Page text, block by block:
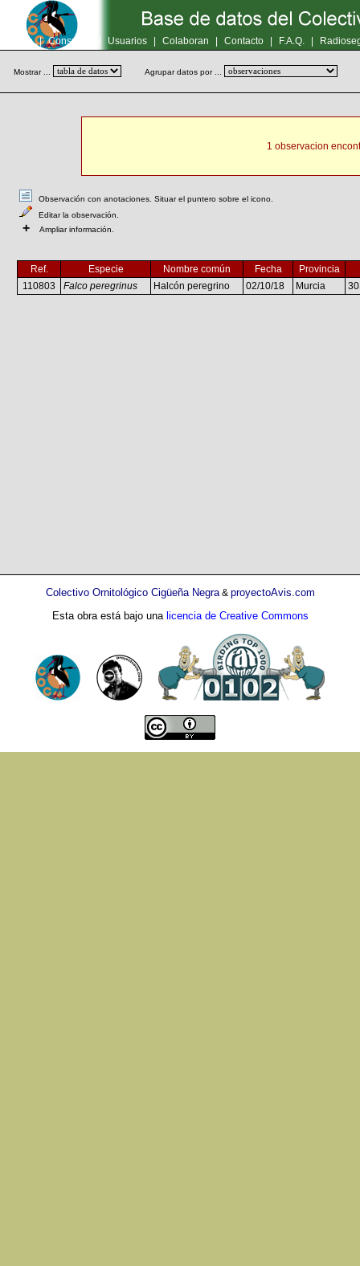
Inicio | Consultas Usuarios Colaboran Contacto F.A.Q.
Mostrar ... Agrupar datos por ...
1 observacion
Observación con anotaciones. Situar el puntero sobre el icono.
Editar la observación.
+ Ampliar información.
Ref. Especie Nombre común Fecha
Provincia
110803
Falco peregrinus Halcón peregrino 02/10/18 Murcia
Colectivo Ornitológico Cigüeña Negra& proyectoAvis.com
Esta obra está bajo una licencia de Creative Commons